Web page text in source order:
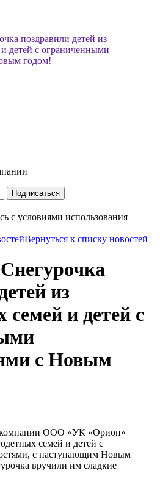
поздравили детей из
детей с ограниченными
годом!
Подписаться
с условиями использования
Вернуться к списку новостей
из
семей и детей с
с Новым
ООО «УК «Орион»
семей и детей с
с наступающим Новым
вручили им сладкие